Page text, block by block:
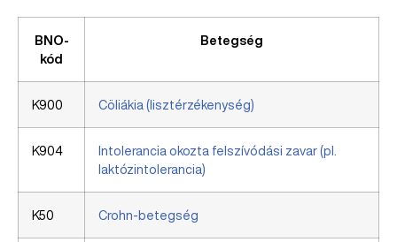
BNO-
kód
Betegség
K900 Cöliákia (lisztérzékenység)
K904
Intolerancia okozta felszívódási zavar (pl.
laktózintolerancia)
K50 Crohn-betegség